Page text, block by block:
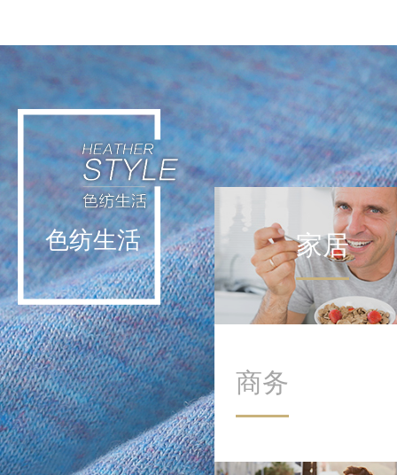
轻运动不挑战极限，而是通
过日常低强度活动实现能量
补给。这种理念让运动回归
生活本身，在细微处滋养身
心。
色纺生活 家居
商务